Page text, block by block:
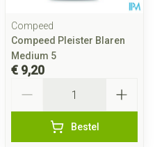
Compeed
Compeed Pleister Blaren
Medium 5
€ 9,20
Bestel